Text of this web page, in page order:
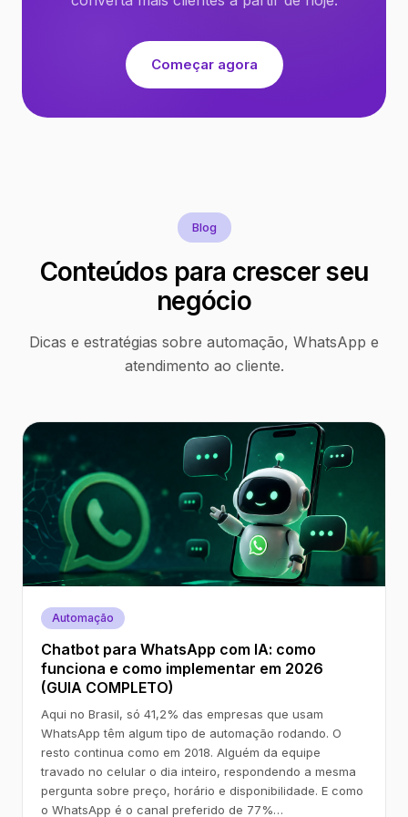
Começar agora
Blog
Conteúdos para crescer seu
negócio
Dicas e estratégias sobre automação, WhatsApp e
atendimento ao cliente.
Automação
Chatbot para WhatsApp com IA: como
funciona e como implementar em 2026
(GUIA COMPLETO)
Aqui no Brasil, só 41,2% das empresas que usam
WhatsApp têm algum tipo de automação rodando. O
resto continua como em 2018. Alguém da equipe
travado no celular o dia inteiro, respondendo a mesma
pergunta sobre preço, horário e disponibilidade. E como
o WhatsApp é o canal preferido de 77%…